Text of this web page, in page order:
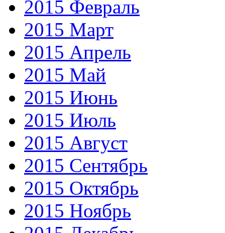
2015 Февраль
2015 Март
2015 Апрель
2015 Май
2015 Июнь
2015 Июль
2015 Август
2015 Сентябрь
2015 Октябрь
2015 Ноябрь